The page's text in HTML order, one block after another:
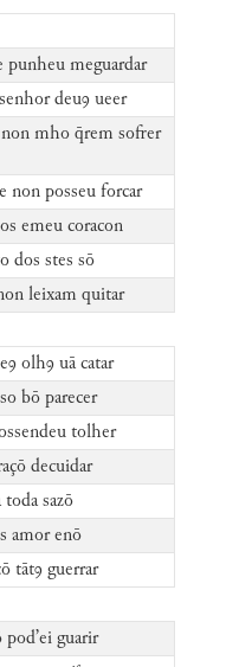
punheu meguardar
deuꝯ ueer
mho q̄rem sofrer
non posseu forcar
emeu coracon
dos stes sō
leixam quitar
olhꝯ uā catar
bō parecer
tolher
decuidar
toda sazō
amor enō
tātꝯ guerrar
guarir